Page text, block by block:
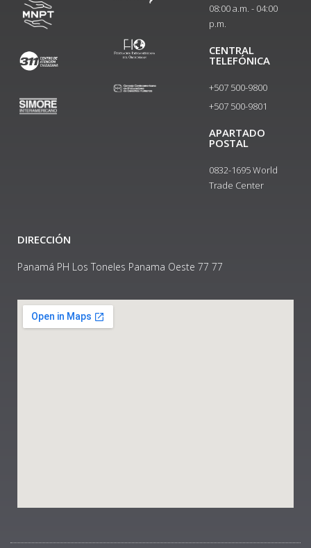
08:00 a.m. - 04:00
p.m.
CENTRAL
TELEFÓNICA
+507 500-9800
+507 500-9801​
APARTADO
POSTAL
0832-1695 World
Trade Center
DIRECCIÓN
Panamá PH Los Toneles Panama Oeste 77 77